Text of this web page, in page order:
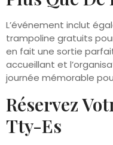
L’événement inclut
trampoline gratuits
en fait une sortie
accueillant et
journée mémorable
Réservez
Tty-Es